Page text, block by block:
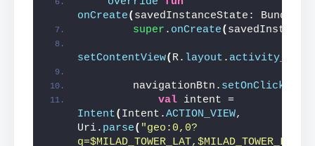
onCreate( savedInstanceState: Bundle?
super . onCreate(
setContentView( R. layout .
        navigationBtn.
val
Intent( Intent.ACTION_VIEW,
Uri. parse( "geo:0,0?
q=$MILAD_TOWER_LAT, $MILAD_TOWER_LNG